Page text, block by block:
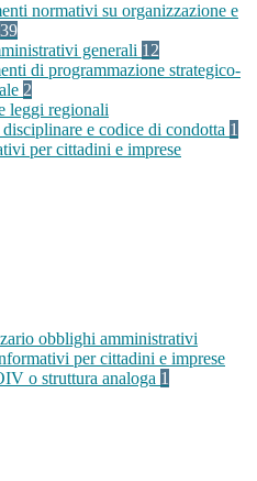
normativi su organizzazione e
39
generali 12
di programmazione strategico-
2
leggi regionali
e codice di condotta 1
per cittadini e imprese
obblighi amministrativi
per cittadini e imprese
o struttura analoga 1